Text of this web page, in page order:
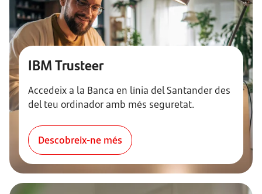
IBM Trusteer
Accedeix a la Banca en línia del Santander des
del teu ordinador amb més seguretat.
Descobreix-ne més